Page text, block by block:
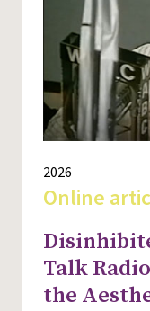
2026
Online
Talk
the